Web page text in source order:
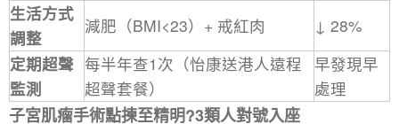
生活方式
調整
減肥（BMI<23）+ 戒紅肉
↓ 28%
定期超聲
監測
每半年查1次（怡康送港人遠程
超聲套餐）
早發現早
處理
子宮肌瘤手術點揀至精明?3類人對號入座